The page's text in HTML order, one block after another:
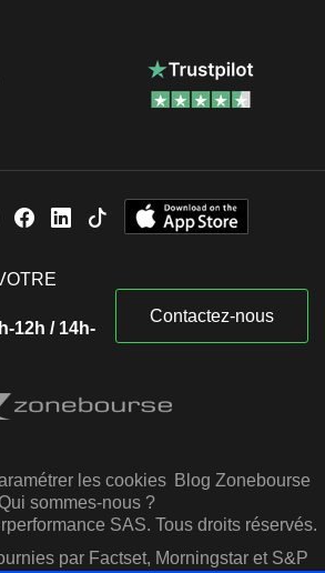
12h / 14h-
Contactez-nous
les cookies Blog Zonebourse
sommes-nous ?
SAS. Tous droits réservés.
par Factset, Morningstar et S&P